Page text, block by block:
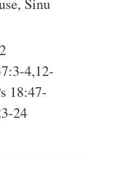
Sinu
4,12-
18:47-
24